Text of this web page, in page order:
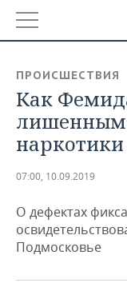
БАШКОРТОСТАН
ТАТАРСТАН
НОВОСТИ
АНАЛИТИКА
ДЕКЛАРАЦИИ О
КОРОЛИ
ВУЗЫ
НОВОСТИ
ФИНАНСЫ
БАНКИ
НОВОСТИ
НЕДВИЖИМОСТЬ
НОВОСТИ
АВТО
ПРОИСШЕСТВИЯ
Как
лишенным
наркотики
07:00, 10.09.2019
О дефектах
Подмосковье